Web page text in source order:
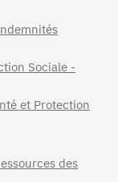
Sociale -
et Protection
des